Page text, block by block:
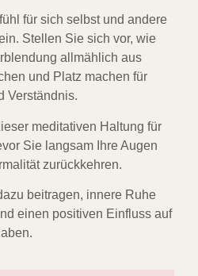
für sich selbst und andere
Stellen Sie sich vor, wie
allmählich aus
und Platz machen für
Verständnis.
meditativen Haltung für
Sie langsam Ihre Augen
zurückkehren.
beitragen, innere Ruhe
einen positiven Einfluss auf